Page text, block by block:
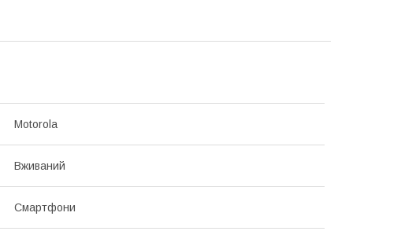
Motorola
Вживаний
Смартфони